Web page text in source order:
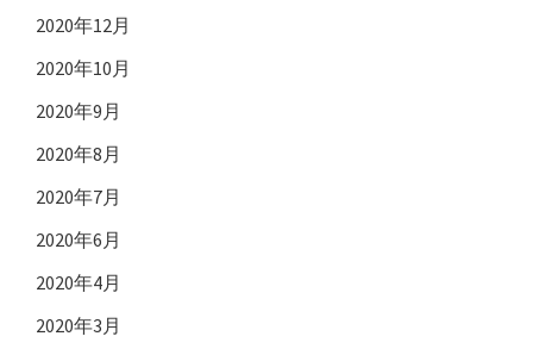
2020年12月
2020年10月
2020年9月
2020年8月
2020年7月
2020年6月
2020年4月
2020年3月